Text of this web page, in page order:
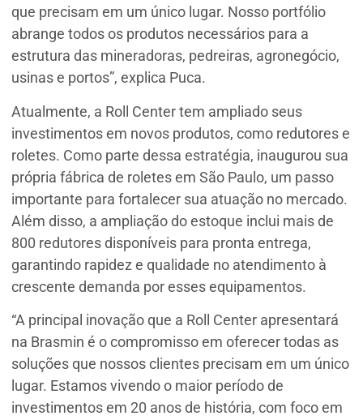
que precisam em um único lugar. Nosso portfólio
abrange todos os produtos necessários para a
estrutura das mineradoras, pedreiras, agronegócio,
usinas e portos”, explica Puca.
Atualmente, a Roll Center tem ampliado seus
investimentos em novos produtos, como redutores e
roletes. Como parte dessa estratégia, inaugurou sua
própria fábrica de roletes em São Paulo, um passo
importante para fortalecer sua atuação no mercado.
Além disso, a ampliação do estoque inclui mais de
800 redutores disponíveis para pronta entrega,
garantindo rapidez e qualidade no atendimento à
crescente demanda por esses equipamentos.
“A principal inovação que a Roll Center apresentará
na Brasmin é o compromisso em oferecer todas as
soluções que nossos clientes precisam em um único
lugar. Estamos vivendo o maior período de
investimentos em 20 anos de história, com foco em